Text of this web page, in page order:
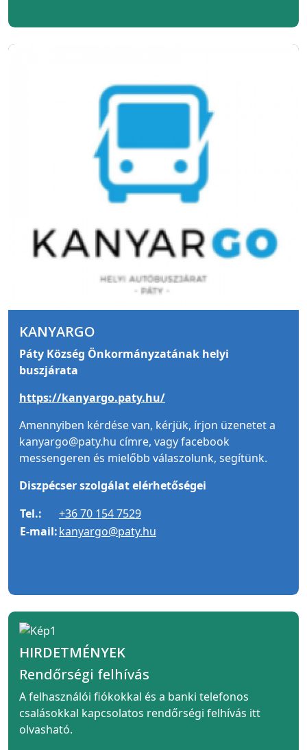
KANYARGO
Páty Község Önkormányzatának helyi
buszjárata
https://kanyargo.paty.hu/
Amennyiben kérdése van, kérjük, írjon üzenetet a
kanyargo@paty.hu címre, vagy facebook
messengeren és mielőbb válaszolunk, segítünk.
Diszpécser szolgálat elérhetőségei
Tel.:
+36 70 154 7529
E-mail:kanyargo@paty.hu
HIRDETMÉNYEK
Rendőrségi felhívás
A felhasználói fiókokkal és a banki telefonos
csalásokkal kapcsolatos rendőrségi felhívás itt
olvasható.